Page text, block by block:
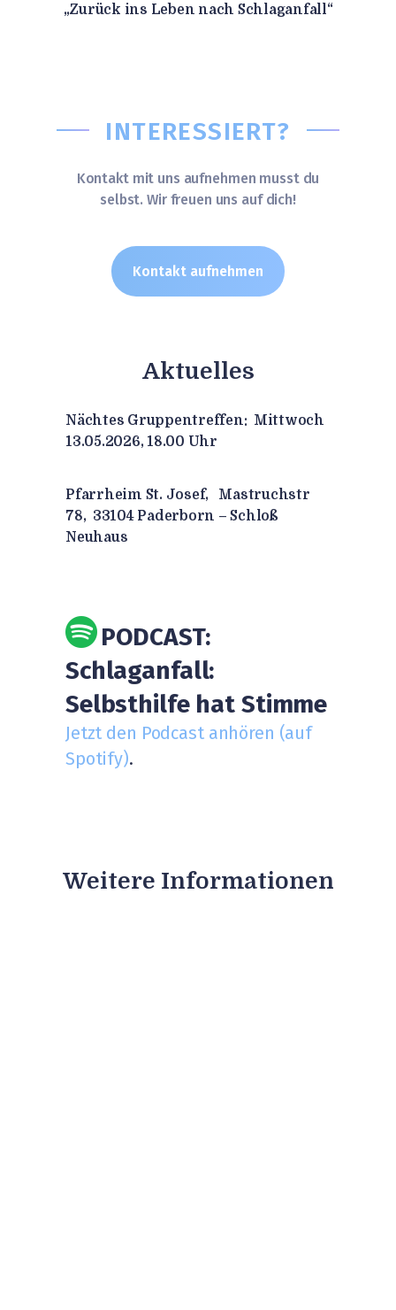
„Zurück ins Leben nach Schlaganfall“
INTERESSIERT?
Kontakt mit uns aufnehmen musst du
selbst. Wir freuen uns auf dich!
Kontakt aufnehmen
Aktuelles
Nächtes Gruppentreffen: Mittwoch
13.05.2026, 18.00 Uhr
Pfarrheim St. Josef, Mastruchstr
78, 33104 Paderborn – Schloß
Neuhaus
PODCAST:
Schlaganfall:
Selbsthilfe hat Stimme
Jetzt den Podcast anhören (auf
Spotify).
Weitere Informationen